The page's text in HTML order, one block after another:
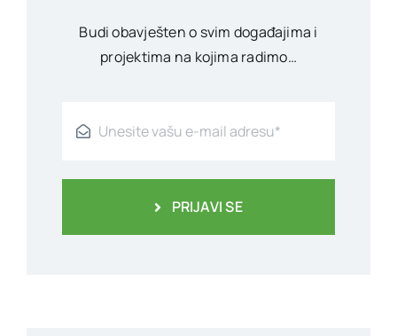
Budi obavješten o svim događajima i
projektima na kojima radimo…
PRIJAVI SE